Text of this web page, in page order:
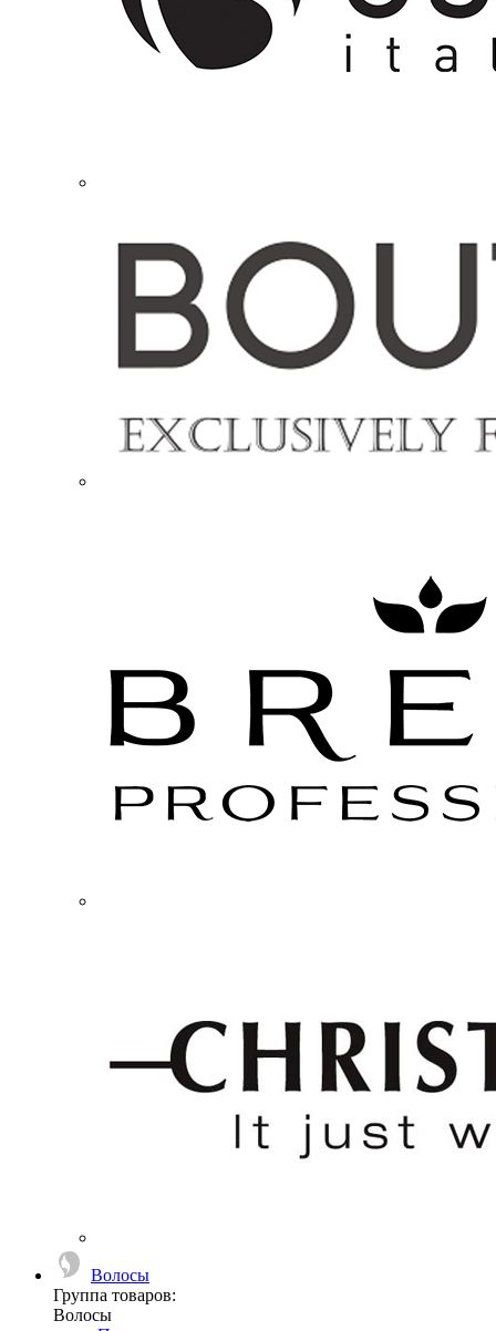
Волосы
Группа товаров:
Волосы